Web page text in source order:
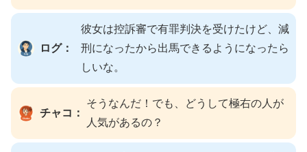
ログ：
彼女は控訴審で有罪判決を受けたけど、減
刑になったから出馬できるようになったら
しいな。
チャコ：
そうなんだ！でも、どうして極右の人が
人気があるの？